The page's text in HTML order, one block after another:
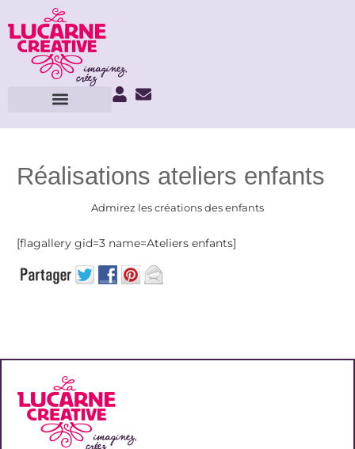
Réalisations ateliers enfants
Admirez les créations des enfants
[flagallery gid=3 name=Ateliers enfants]